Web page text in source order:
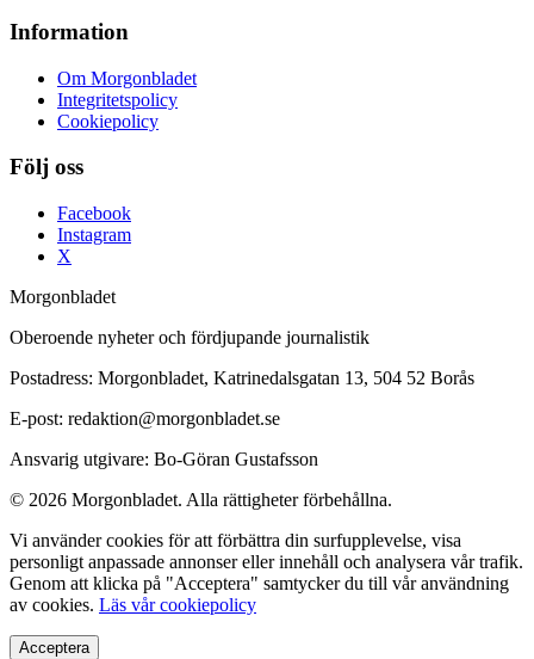
Information
Om Morgonbladet
Integritetspolicy
Cookiepolicy
Följ oss
Facebook
Instagram
X
Morgonbladet
Oberoende nyheter och fördjupande journalistik
Postadress: Morgonbladet, Katrinedalsgatan 13, 504 52 Borås
E-post: redaktion@morgonbladet.se
Ansvarig utgivare: Bo-Göran Gustafsson
© 2026 Morgonbladet. Alla rättigheter förbehållna.
Vi använder cookies för att förbättra din surfupplevelse, visa
personligt anpassade annonser eller innehåll och analysera vår trafik.
Genom att klicka på "Acceptera" samtycker du till vår användning
av cookies. Läs vår cookiepolicy
Acceptera